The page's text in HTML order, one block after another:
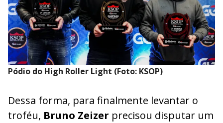
Pódio do High Roller Light (Foto: KSOP)
Dessa forma, para finalmente levantar o
troféu, Bruno Zeizer precisou disputar um